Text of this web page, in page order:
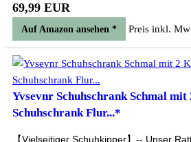
69,99 EUR
Auf Amazon ansehen * Preis inkl.
Yvsevnr Schuhschrank Schmal
Schuhschrank Flur...*
【Vielseitiger Schuhkipper】-- Unser